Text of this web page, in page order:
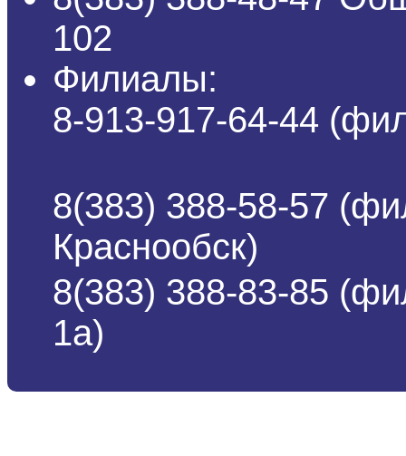
102
Филиалы:
8-913-917-64-44
8(383) 388-58-57
Краснообск)
8(383) 388-83-85
1а)